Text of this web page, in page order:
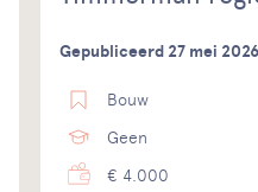
Gepubliceerd 27 mei 2026
Bouw
Geen
€ 4.000